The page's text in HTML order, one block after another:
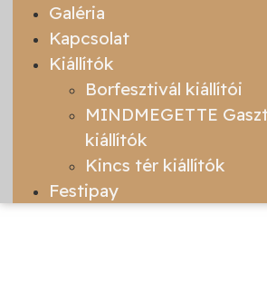
Galéria
Kapcsolat
Kiállítók
Borfesztivál kiállítói
MINDMEGETTE
kiállítók
Kincs tér kiállítók
Festipay